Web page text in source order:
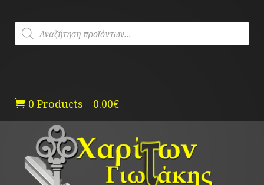
content
Products
search
 0 Products - 0.00€